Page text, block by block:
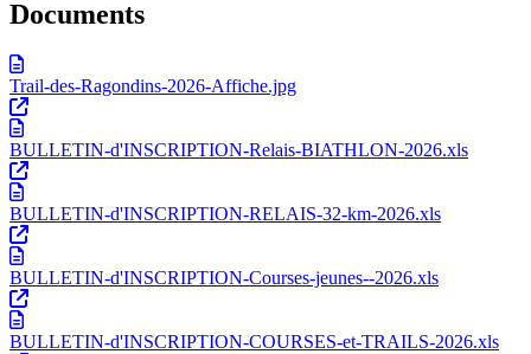
Documents
Trail-des-Ragondins-2026-Affiche.jpg
BULLETIN-d'INSCRIPTION-Relais-BIATHLON-2026.xls
BULLETIN-d'INSCRIPTION-RELAIS-32-km-2026.xls
BULLETIN-d'INSCRIPTION-Courses-jeunes--2026.xls
BULLETIN-d'INSCRIPTION-COURSES-et-TRAILS-2026.xls